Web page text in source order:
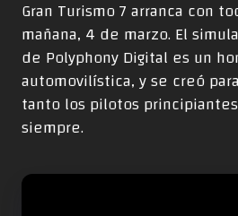
Gran Turismo 7 arranca con
mañana, 4 de marzo. El
de Polyphony Digital es un
automovilística, y se creó
tanto los pilotos
siempre.